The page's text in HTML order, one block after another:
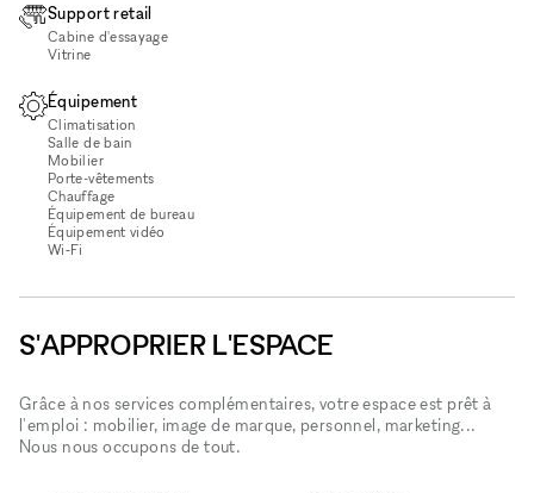
Support retail
Cabine d'essayage
Vitrine
Équipement
Climatisation
Salle de bain
Mobilier
Porte-vêtements
Chauffage
Équipement de bureau
Équipement vidéo
Wi‑Fi
S'APPROPRIER L'ESPACE
Grâce à nos services complémentaires, votre espace est prêt à
l'emploi : mobilier, image de marque, personnel, marketing...
Nous nous occupons de tout.